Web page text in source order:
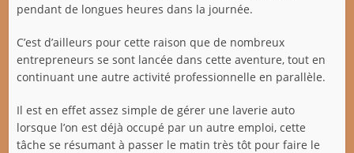
pendant de longues heures dans la journée.
C’est d’ailleurs pour cette raison que de nombreux
entrepreneurs se sont lancée dans cette aventure, tout en
continuant une autre activité professionnelle en parallèle.
Il est en effet assez simple de gérer une laverie auto
lorsque l’on est déjà occupé par un autre emploi, cette
tâche se résumant à passer le matin très tôt pour faire le